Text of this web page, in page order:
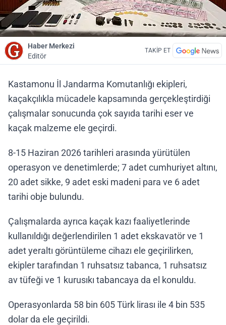
Haber Merkezi
Editör
TAKİP ET
Kastamonu İl Jandarma Komutanlığı ekipleri,
kaçakçılıkla mücadele kapsamında gerçekleştirdiği
çalışmalar sonucunda çok sayıda tarihi eser ve
kaçak malzeme ele geçirdi.
8-15 Haziran 2026 tarihleri arasında yürütülen
operasyon ve denetimlerde; 7 adet cumhuriyet altını,
20 adet sikke, 9 adet eski madeni para ve 6 adet
tarihi obje bulundu.
Çalışmalarda ayrıca kaçak kazı faaliyetlerinde
kullanıldığı değerlendirilen 1 adet ekskavatör ve 1
adet yeraltı görüntüleme cihazı ele geçirilirken,
ekipler tarafından 1 ruhsatsız tabanca, 1 ruhsatsız
av tüfeği ve 1 kurusıkı tabancaya da el konuldu.
Operasyonlarda 58 bin 605 Türk lirası ile 4 bin 535
dolar da ele geçirildi.